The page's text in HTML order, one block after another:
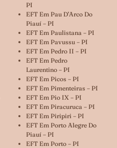
PI
EFT Em Pau D’Arco Do
Piauí – PI
EFT Em Paulistana – PI
EFT Em Pavussu – PI
EFT Em Pedro II – PI
EFT Em Pedro
Laurentino – PI
EFT Em Picos – PI
EFT Em Pimenteiras – PI
EFT Em Pio IX – PI
EFT Em Piracuruca – PI
EFT Em Piripiri – PI
EFT Em Porto Alegre Do
Piauí – PI
EFT Em Porto – PI